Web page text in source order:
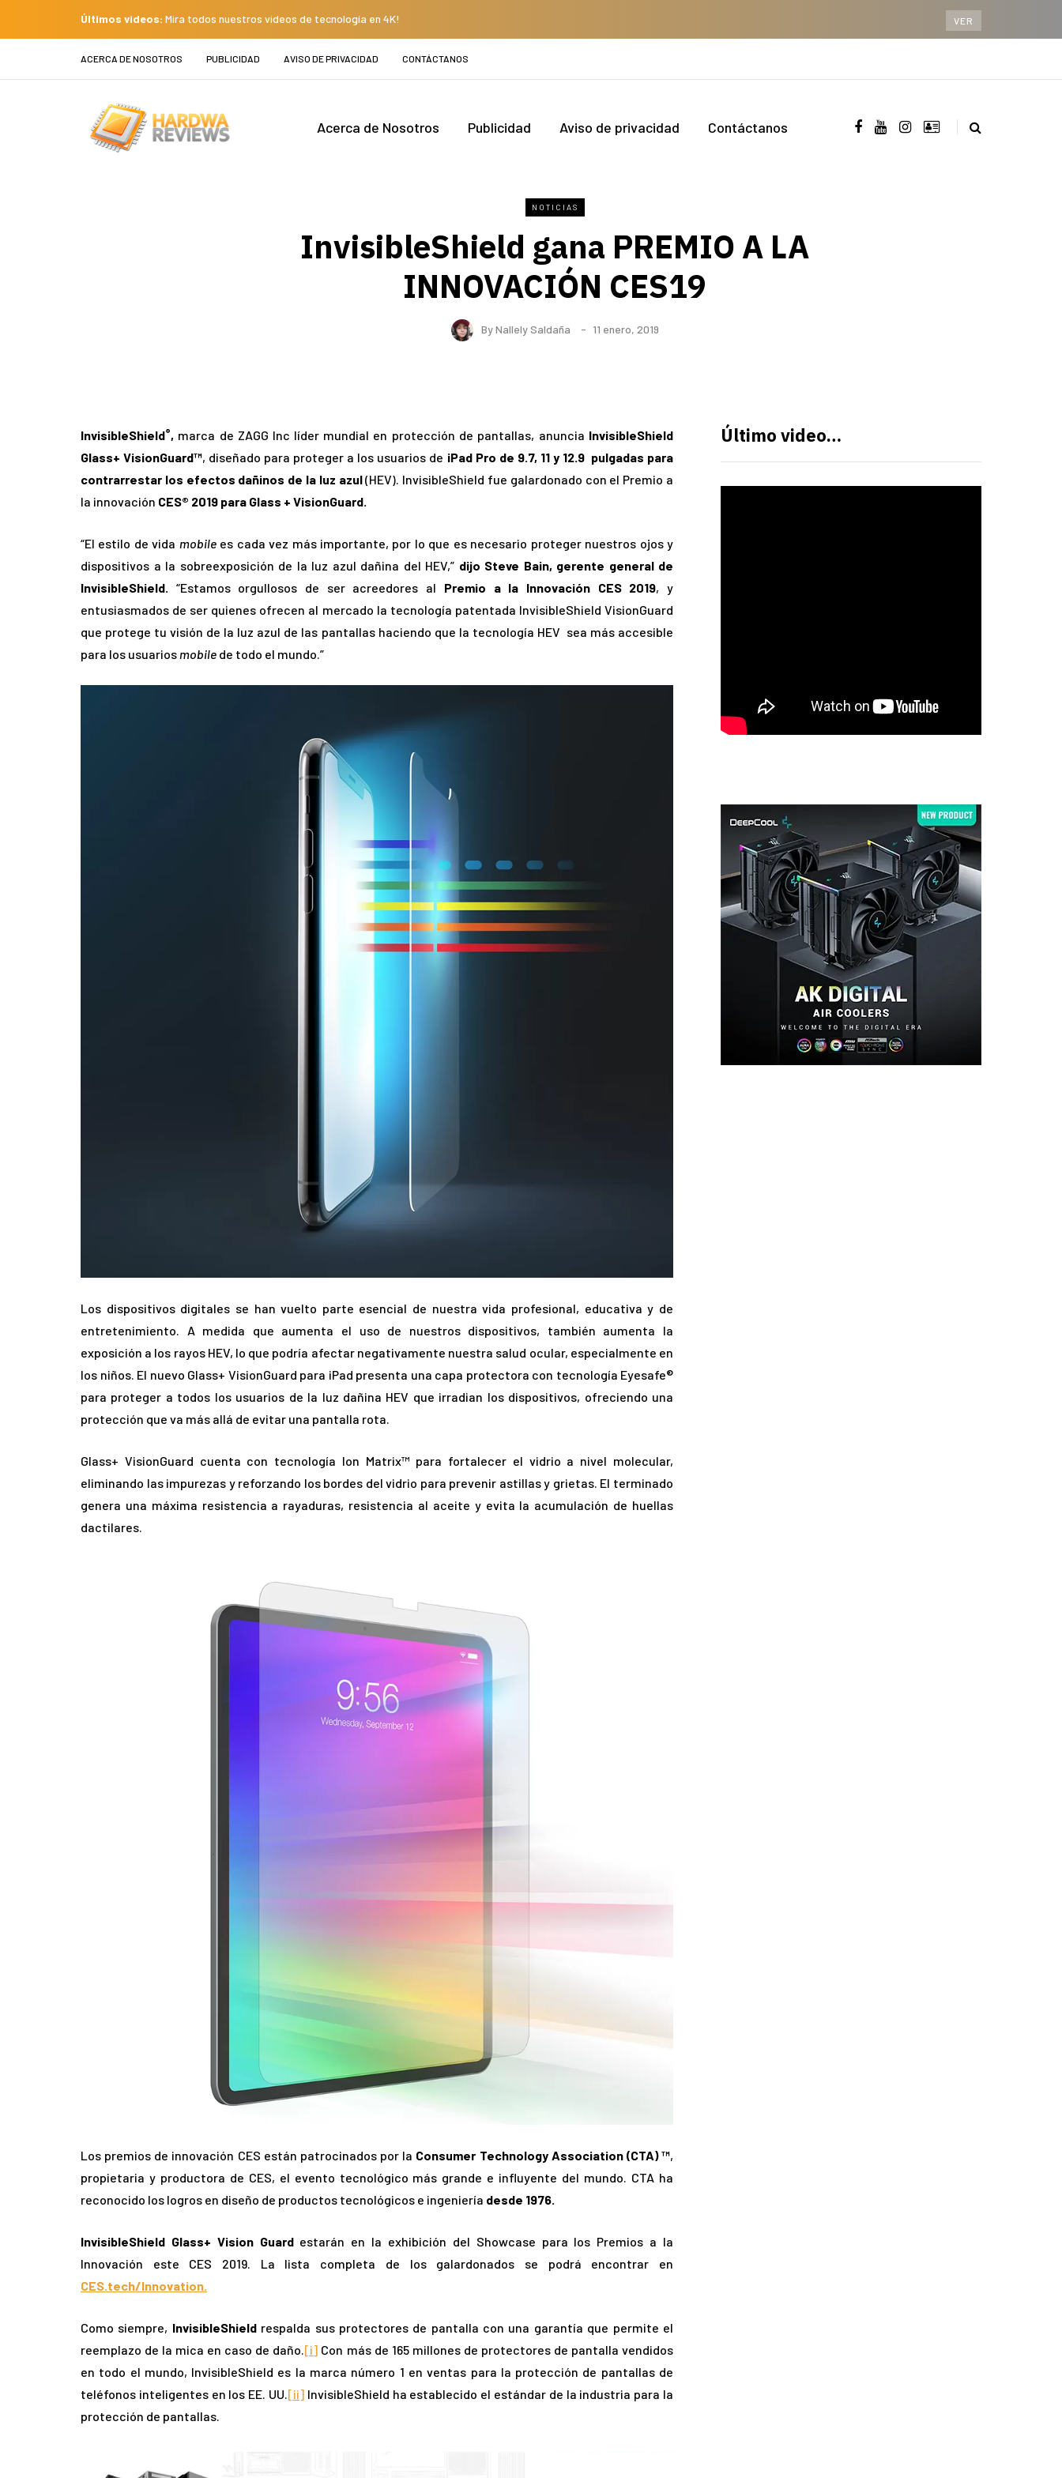
Últimos videos: Mira todos nuestros videos de tecnología en 4K! VER
ACERCA DE NOSOTROS PUBLICIDAD AVISO DE PRIVACIDAD CONTÁCTANOS
Acerca de Nosotros Publicidad Aviso de privacidad Contáctanos
NOTICIAS
InvisibleShield gana PREMIO A LA
INNOVACIÓN CES19
ByNallely Saldaña 11 enero, 2019
InvisibleShield®, marca de ZAGG Inc líder mundial en protección de pantallas, anuncia InvisibleShield
Glass+ VisionGuard™, diseñado para proteger a los usuarios de iPad Pro de 9.7, 11 y 12.9 pulgadas para
contrarrestar los efectos dañinos de la luz azul(HEV). InvisibleShield fue galardonado con el Premio a
la innovación CES® 2019 para Glass + VisionGuard.
“El estilo de vida mobilees cada vez más importante, por lo que es necesario proteger nuestros ojos y
dispositivos a la sobreexposición de la luz azul dañina del HEV,” dijo Steve Bain, gerente general de
InvisibleShield. “Estamos orgullosos de ser acreedores al Premio a la Innovación CES 2019, y
entusiasmados de ser quienes ofrecen al mercado la tecnología patentada InvisibleShield VisionGuard
que protege tu visión de la luz azul de las pantallas haciendo que la tecnología HEV sea más accesible
para los usuarios mobile de todo el mundo.”
Los dispositivos digitales se han vuelto parte esencial de nuestra vida profesional, educativa y de
entretenimiento. A medida que aumenta el uso de nuestros dispositivos, también aumenta la
exposición a los rayos HEV, lo que podría afectar negativamente nuestra salud ocular, especialmente en
los niños. El nuevo Glass+ VisionGuard para iPad presenta una capa protectora con tecnología Eyesafe®
para proteger a todos los usuarios de la luz dañina HEV que irradian los dispositivos, ofreciendo una
protección que va más allá de evitar una pantalla rota.
Glass+ VisionGuard cuenta con tecnología Ion Matrix™ para fortalecer el vidrio a nivel molecular,
eliminando las impurezas y reforzando los bordes del vidrio para prevenir astillas y grietas. El terminado
genera una máxima resistencia a rayaduras, resistencia al aceite y evita la acumulación de huellas
dactilares.
Los premios de innovación CES están patrocinados por la Consumer Technology Association (CTA) ™,
propietaria y productora de CES, el evento tecnológico más grande e influyente del mundo. CTA ha
reconocido los logros en diseño de productos tecnológicos e ingeniería desde 1976.
InvisibleShield Glass+ Vision Guardestarán en la exhibición del Showcase para los Premios a la
Innovación este CES 2019. La lista completa de los galardonados se podrá encontrar en
CES.tech/Innovation.
Como siempre, InvisibleShieldrespalda sus protectores de pantalla con una garantía que permite el
reemplazo de la mica en caso de daño. [i] Con más de 165 millones de protectores de pantalla vendidos
en todo el mundo, InvisibleShield es la marca número 1 en ventas para la protección de pantallas de
teléfonos inteligentes en los EE. UU. [ii] InvisibleShield ha establecido el estándar de la industria para la
protección de pantallas.
Último video…